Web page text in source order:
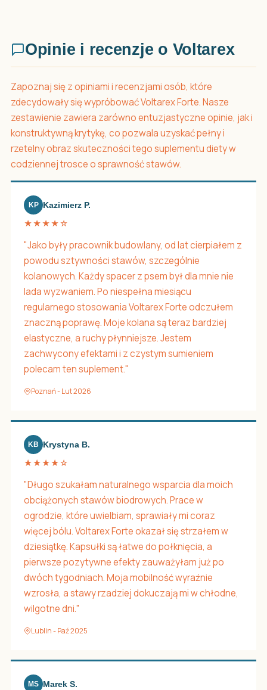
Opinie i recenzje o Voltarex
Zapoznaj się z opiniami i recenzjami osób, które
zdecydowały się wypróbować Voltarex Forte. Nasze
zestawienie zawiera zarówno entuzjastyczne opinie, jak i
konstruktywną krytykę, co pozwala uzyskać pełny i
rzetelny obraz skuteczności tego suplementu diety w
codziennej trosce o sprawność stawów.
KP Kazimierz P.
★★★★☆
"Jako były pracownik budowlany, od lat cierpiałem z
powodu sztywności stawów, szczególnie
kolanowych. Każdy spacer z psem był dla mnie nie
lada wyzwaniem. Po niespełna miesiącu
regularnego stosowania Voltarex Forte odczułem
znaczną poprawę. Moje kolana są teraz bardziej
elastyczne, a ruchy płynniejsze. Jestem
zachwycony efektami i z czystym sumieniem
polecam ten suplement."
Poznań - Lut 2026
KB Krystyna B.
★★★★☆
"Długo szukałam naturalnego wsparcia dla moich
obciążonych stawów biodrowych. Prace w
ogrodzie, które uwielbiam, sprawiały mi coraz
więcej bólu. Voltarex Forte okazał się strzałem w
dziesiątkę. Kapsułki są łatwe do połknięcia, a
pierwsze pozytywne efekty zauważyłam już po
dwóch tygodniach. Moja mobilność wyraźnie
wzrosła, a stawy rzadziej dokuczają mi w chłodne,
wilgotne dni."
Lublin - Paź 2025
MS Marek S.